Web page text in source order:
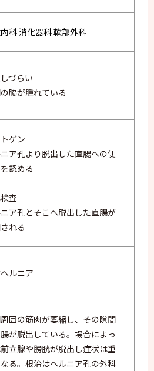
科消化器科軟部外科
づらい
脇が腫れている
ゲン
ア孔より脱出した直腸への便
認める
査
ア孔とそこへ脱出した直腸が
れる
ルニア
囲の筋肉が萎縮し、その隙間
が脱出している。場合によっ
立腺や膀胱が脱出し症状は重
る。根治はヘルニア孔の外科